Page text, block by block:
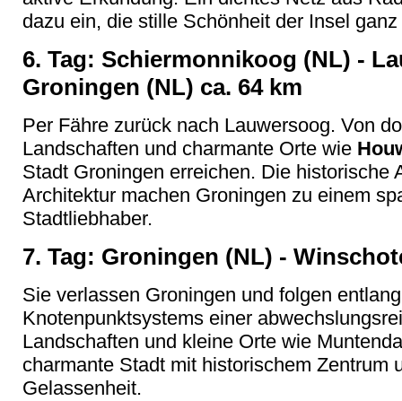
dazu ein, die stille Schönheit der Insel
6. Tag: Schiermonnikoog (NL) -
Groningen (NL) ca. 64 km
Per Fähre zurück nach Lauwersoog. Von
Landschaften und charmante Orte wie
Stadt Groningen erreichen. Die historische
Architektur machen Groningen zu einem
Stadtliebhaber.
7. Tag: Groningen (NL) -
Sie verlassen Groningen und folgen
Knotenpunktsystems einer
Landschaften und kleine Orte wie
charmante Stadt mit historischem Zentrum
Gelassenheit.